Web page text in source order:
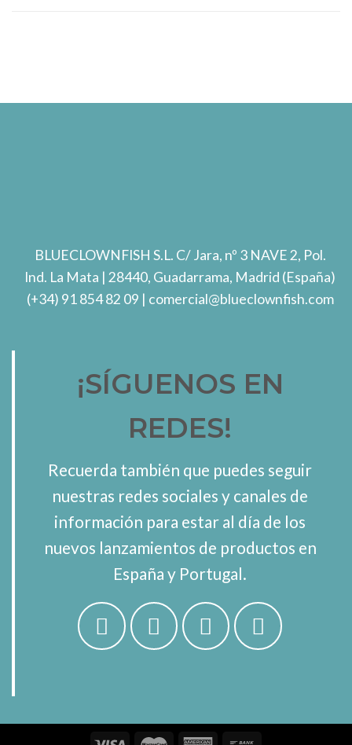
BLUECLOWNFISH S.L. C/ Jara, nº 3 NAVE 2, Pol.
Ind. La Mata | 28440, Guadarrama, Madrid (España)
(+34) 91 854 82 09 | comercial@blueclownfish.com
¡SÍGUENOS EN
REDES!
Recuerda también que puedes seguir
nuestras redes sociales y canales de
información para estar al día de los
nuevos lanzamientos de productos en
España y Portugal.